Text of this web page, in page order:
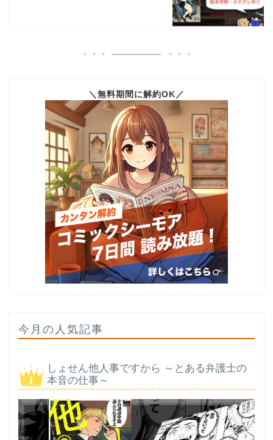
＼無料期間に解約OK／
今月の人気記事
しょせん他人事ですから ～とある弁護士の
本音の仕事～